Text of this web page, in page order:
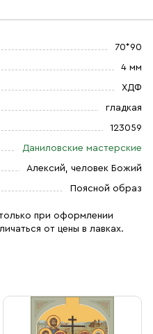
70*90
4 мм
ХДФ
гладкая
123059
Даниловские мастерские
Алексий, человек Божий
Поясной образ
при оформлении
от цены в лавках.